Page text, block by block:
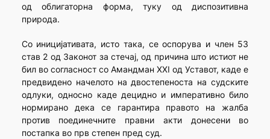
од облигаторна форма, туку од диспозитивна
природа.
Со иницијативата, исто така, се оспорува и член 53
став 2 од Законот за стечај, од причина што истиот не
бил во согласност со Амандман XXI од Уставот, каде е
предвидено начелото на двостепеноста на судските
одлуки, односно каде децидно и императивно било
нормирано дека се гарантира правото на жалба
против поединечните правни акти донесени во
постапка во прв степен пред суд.